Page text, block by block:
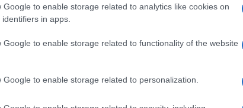
Google to enable storage related to analytics like cookies on
in apps.
Google to enable storage related to functionality of the website
Google to enable storage related to personalization.